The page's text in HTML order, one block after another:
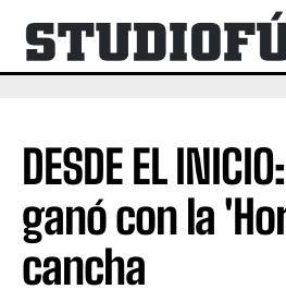
DESDE EL
ganó con la
cancha